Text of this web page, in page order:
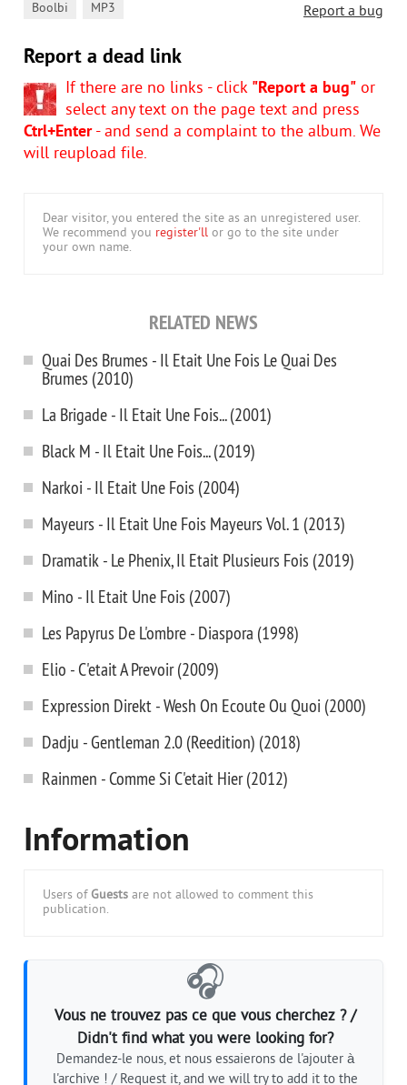
Report a bug
Boolbi MP3
Report a dead link
If there are no links - click "Report a bug" or
select any text on the page text and press
Ctrl+Enter- and send a complaint to the album. We
will reupload file.
Dear visitor, you entered the site as an unregistered user.
We recommend you register'll or go to the site under
your own name.
RELATED NEWS
Quai Des Brumes - Il Etait Une Fois Le Quai Des
Brumes (2010)
La Brigade - Il Etait Une Fois... (2001)
Black M - Il Etait Une Fois... (2019)
Narkoi - Il Etait Une Fois (2004)
Mayeurs - Il Etait Une Fois Mayeurs Vol. 1 (2013)
Dramatik - Le Phenix, Il Etait Plusieurs Fois (2019)
Mino - Il Etait Une Fois (2007)
Les Papyrus De L'ombre - Diaspora (1998)
Elio - C'etait A Prevoir (2009)
Expression Direkt - Wesh On Ecoute Ou Quoi (2000)
Dadju - Gentleman 2.0 (Reedition) (2018)
Rainmen - Comme Si C'etait Hier (2012)
Information
Users of Guests are not allowed to comment this
publication.
🎧
Vous ne trouvez pas ce que vous cherchez ? /
Didn't find what you were looking for?
Demandez-le nous, et nous essaierons de l'ajouter à
l'archive ! / Request it, and we will try to add it to the